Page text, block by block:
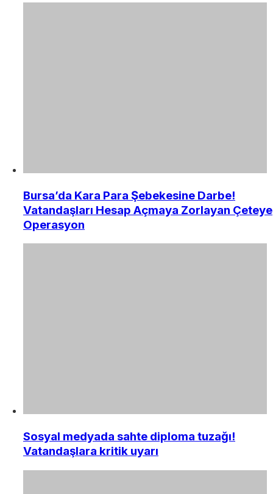
Bursa’da Kara Para Şebekesine Darbe!
Vatandaşları Hesap Açmaya Zorlayan Çeteye
Operasyon
Sosyal medyada sahte diploma tuzağı!
Vatandaşlara kritik uyarı